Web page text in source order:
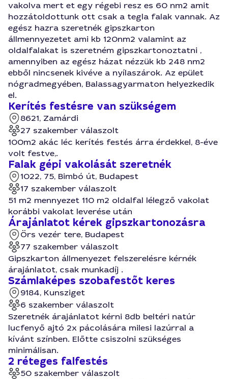
vakolva mert et egy régebi resz es 60 nm2 amit
hozzátoldottunk ott csak a tegla falak vannak. Az
egész hazra szeretnék gipszkarton
állmennyezetet ami kb 120nm2 valamint az
oldalfalakat is szeretném gipszkartonoztatni ,
amennyiben az egész házat nézzük kb 248 nm2
ebből nincsenek kivéve a nyílaszárok. Az epület
nógradmegyében, Balassagyarmaton helyezkedik
el.
Kerítés festésre van szükségem
8621, Zamárdi
27 szakember válaszolt
100m2 akác léc kerítés festés árra érdekkel, 8-éve
volt festve,.
Falak gépi vakolását szeretnék
1022, 75, Bimbó út, Budapest
17 szakember válaszolt
51 m2 mennyezet 110 m2 oldalfal lélegző vakolat
korábbi vakolat leverése után
Árajánlatot kérek gipszkartonozásra
Örs vezér tere, Budapest
77 szakember válaszolt
Gipszkarton állmenyezet felszerelésre kérnék
árajánlatot, csak munkadíj .
Számlaképes szobafestőt keres
9184, Kunsziget
6 szakember válaszolt
Szeretnék árajánlatot kérni 8db beltéri natúr
lucfenyő ajtó 2x pácolására milesi lazúrral a
kívánt színben. Előtte csiszolni szükséges
minimálisan.
2 réteges falfestés
50 szakember válaszolt